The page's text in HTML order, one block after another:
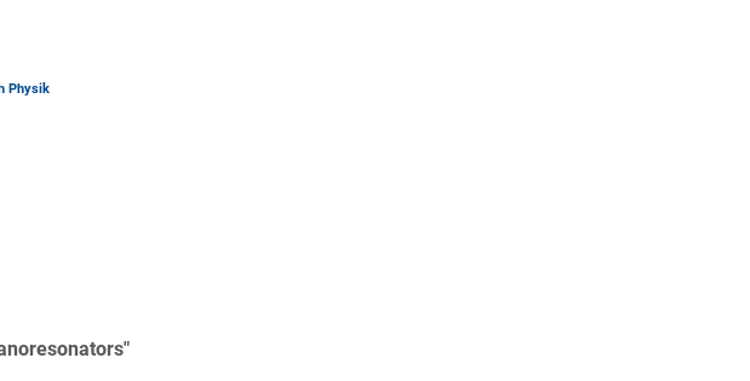
Physik